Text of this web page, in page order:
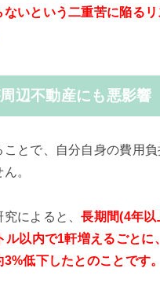
いという二重苦に陥るリ
辺不動産にも悪影響
とで、自分自身の費用
。
究によると、長期間(4年以
ル以内で1軒増えるごとに
低下したとのことです。